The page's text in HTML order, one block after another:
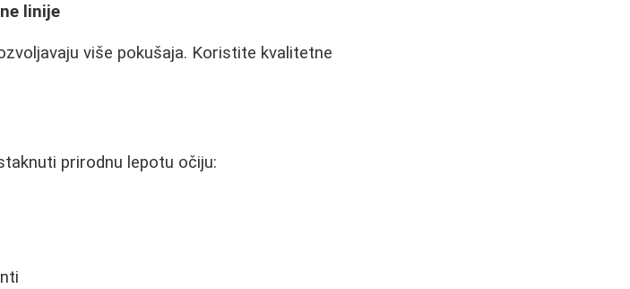
linije
više pokušaja. Koristite kvalitetne
prirodnu lepotu očiju: